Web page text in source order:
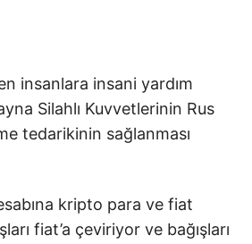
insanlara insani yardım
Silahlı Kuvvetlerinin Rus
tedarikinin sağlanması
kripto para ve fiat
fiat’a çeviriyor ve bağışları